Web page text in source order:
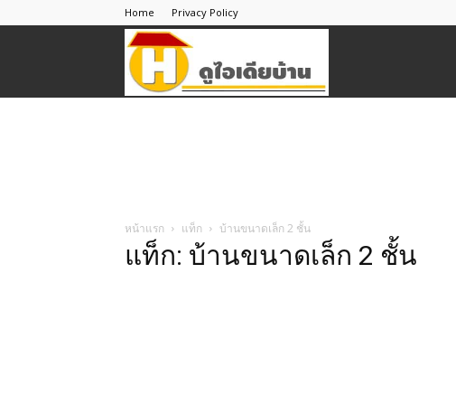
Home Privacy Policy
หน้าแรก แท็ก บ้านขนาดเล็ก 2 ชั้น
แท็ก: บ้านขนาดเล็ก 2 ชั้น